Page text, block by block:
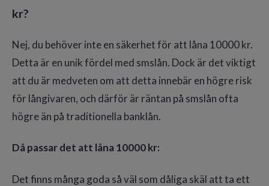
kr?
Nej, du behöver inte en säkerhet för att låna 10000 kr.
Detta är en unik fördel med smslån. Dock är det viktigt
att du är medveten om att detta innebär en högre risk
för långivaren, och därför är räntan på smslån ofta
högre än på traditionella banklån.
Då passar det att låna 10000 kr:
Det finns många goda så väl som dåliga skäl att ta ett